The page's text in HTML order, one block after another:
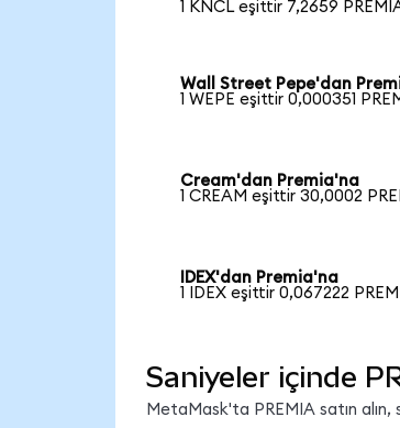
1 KNCL eşittir 7,2659
Wall Street Pepe'dan
1 WEPE eşittir 0,000351
Cream'dan Premia'na
1 CREAM eşittir 30,0002
IDEX'dan Premia'na
1 IDEX eşittir 0,067222
Saniyeler içinde
MetaMask'ta PREMIA satın